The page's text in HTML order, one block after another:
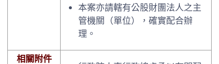
本案亦請轄有公股財團法人之主
管機關（單位），確實配合辦
理。
相關附件